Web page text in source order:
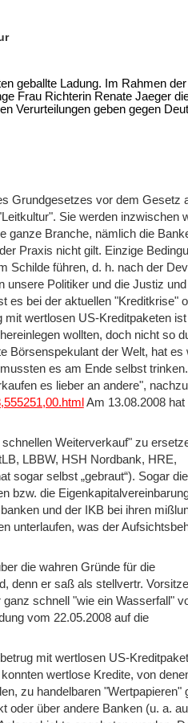
geballte Ladung. Im Rahmen der
Frau Richterin Renate Jaeger
Verurteilungen geben gegen
Grundgesetzes vor dem Gesetz
Sie werden inzwischen
ganze Branche, nämlich die
Praxis nicht gilt. Einzige
Schilde führen, d. h. nach der
unsere Politiker und die Justiz
es bei der aktuellen "Kreditkrise"
wertlosen US-Kreditpaketen
wollten, doch nicht so
Börsenspekulant der Welt, hat es
es am Ende selbst
es lieber an andere",
Am 13.08.2008 hat
Weiterverkauf" zu
LBBW, HSH Nordbank, HRE,
sogar selbst „gebraut“). Sogar
bzw. die
und der IKB bei ihren
unterlaufen, was der
die wahren Gründe für die
denn er saß als stellvertr.
schnell "wie ein Wasserfall"
vom 22.05.2008 auf die
mit wertlosen US-
wertlose Kredite, von
zu handelbaren "Wertpapieren"
oder über andere Banken (u. a.